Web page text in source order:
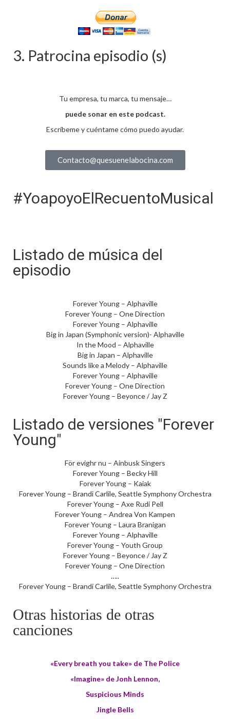
3. Patrocina episodio (s)
Tu empresa, tu marca, tu mensaje…
puede sonar en este podcast.
Escríbeme y cuéntame cómo puedo ayudar.
Contacto@quesuenelabocina.com
#YoapoyoElRecuentoMusical
Listado de música del
episodio
Forever Young – Alphaville
Forever Young – One Direction
Forever Young – Alphaville
Big in Japan (Symphonic version)- Alphaville
In the Mood – Alphaville
Big in Japan – Alphaville
Sounds like a Melody – Alphaville
Forever Young – Alphaville
Forever Young – One Direction
Forever Young – Beyonce / Jay Z
Listado de versiones "Forever
Young"
För evighr nu – Ainbusk Singers
Forever Young – Becky Hill
Forever Young – Kaiak
Forever Young – Brandi Carlile, Seattle Symphony Orchestra
Forever Young – Axe Rudi Pell
Forever Young – Andrea Von Kampen
Forever Young – Laura Branigan
Forever Young – Alphaville
Forever Young – Youth Group
Forever Young – Beyonce / Jay Z
Forever Young – One Direction
…..
Forever Young – Brandi Carlile, Seattle Symphony Orchestra
Otras historias de otras
canciones
«Every breath you take» de The Police
«Imagine» de Jonh Lennon,
Suspicious Minds
Jingle Bells